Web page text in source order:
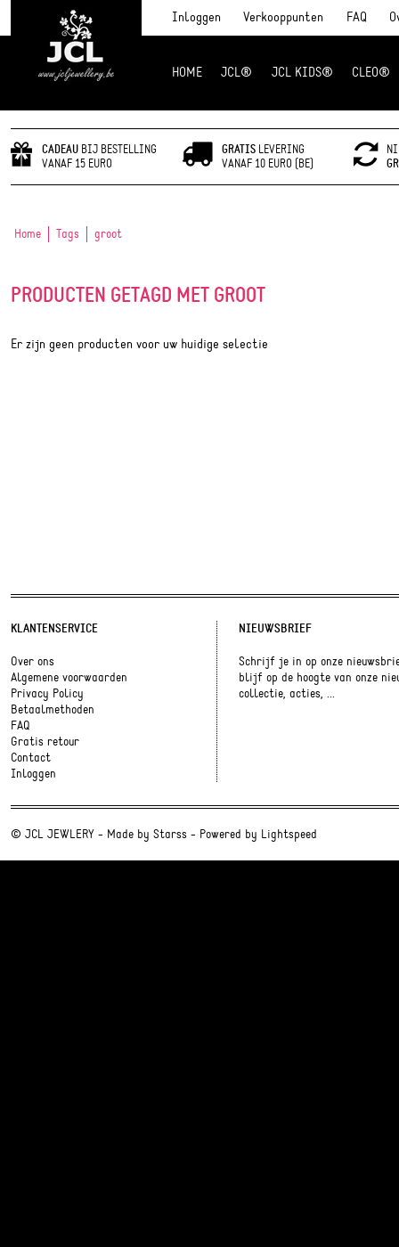
Inloggen Verkooppunten FAQ
HOME JCL® JCL KIDS® CLEO®
CADEAU BIJ BESTELLING
VANAF 15 EURO
GRATISLEVERING
VANAF 10 EURO (BE)
Home Tags groot
PRODUCTEN GETAGD MET GROOT
Er zijn geen producten voor uw huidige selectie
KLANTENSERVICE
Over ons
Algemene voorwaarden
Privacy Policy
Betaalmethoden
FAQ
Gratis retour
Contact
Inloggen
NIEUWSBRIEF
Schrijf je in op onze
blijf op de hoogte van onze
collectie, acties, ...
© JCL JEWLERY - Made by Starss - Powered by Lightspeed